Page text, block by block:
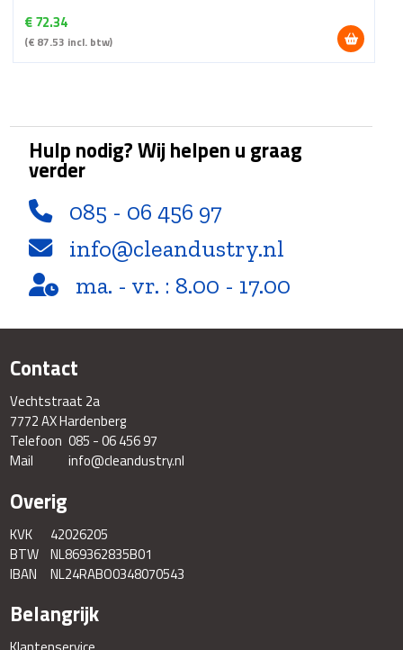
€72.34
(€ 87.53 incl. btw)
Hulp nodig? Wij helpen u graag
verder
085 - 06 456 97
info@cleandustry.nl
ma. - vr. : 8.00 - 17.00
Contact
Vechtstraat 2a
7772 AX Hardenberg
Telefoon 085 - 06 456 97
Mail
info@cleandustry.nl
Overig
KVK
42026205
BTW NL869362835B01
IBAN
NL24RABO0348070543
Belangrijk